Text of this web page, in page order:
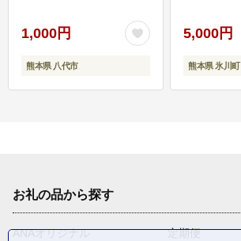
1,000円
熊本県 八代市
5,000円
熊本県 氷川町
お礼の品から探す
ANAオリジナル
定期便